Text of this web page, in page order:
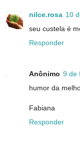
nilce.rosa 10
seu custela é
Responder
Anônimo 9 de
humor da
Fabiana
Responder